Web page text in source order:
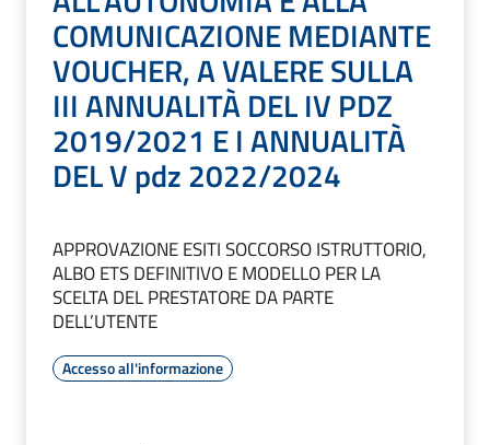
COMUNICAZIONE MEDIANTE
VOUCHER, A VALERE SULLA
III ANNUALITÀ DEL IV PDZ
2019/2021 E I ANNUALITÀ
DEL V pdz 2022/2024
APPROVAZIONE ESITI SOCCORSO ISTRUTTORIO,
ALBO ETS DEFINITIVO E MODELLO PER LA
SCELTA DEL PRESTATORE DA PARTE
DELL’UTENTE
Accesso all'informazione